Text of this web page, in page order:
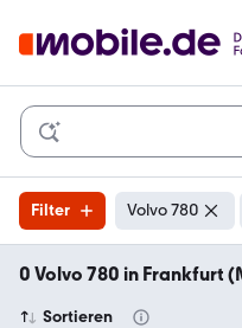
Filter Volvo 780
0 Volvo 780 in Frankfurt
Sortieren